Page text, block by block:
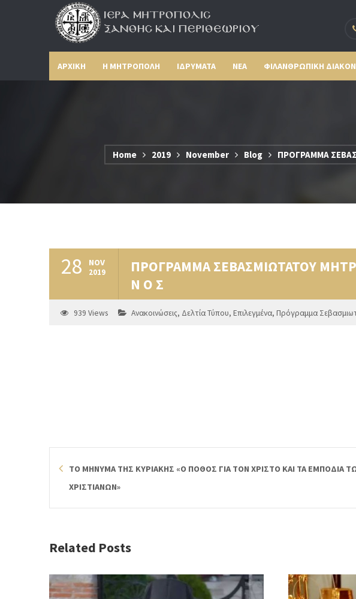
ΑΡΧΙΚΗ Η ΜΗΤΡΟΠΟΛΗ ΙΔΡΥΜΑΤΑ ΝΕΑ ΦΙΛΑΝΘΡΩΠΙΚΗ
Home 2019 November Blog ΠΡΟΓΡΑΜΜΑ
28 NOV
2019
ΠΡΟΓΡΑΜΜΑ ΣΕΒΑΣΜΙΩΤΑΤΟΥ
Ν Ο Σ
939 Views Ανακοινώσεις, Δελτία Τύπου, Επιλεγμένα, Πρόγραμμα
ΤΟ ΜΗΝΥΜΑ ΤΗΣ ΚΥΡΙΑΚΗΣ «Ο ΠΟΘΟΣ ΓΙΑ ΤΟΝ ΧΡΙΣΤΟ ΚΑΙ ΤΑ ΕΜΠΟΔΙΑ
ΧΡΙΣΤΙΑΝΩΝ»
Related Posts